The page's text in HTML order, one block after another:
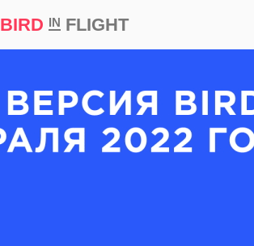
BIRD INFLIGHT